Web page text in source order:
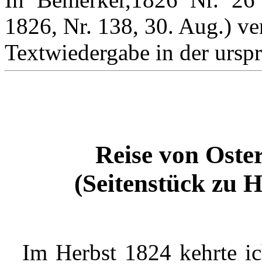
1826, Nr. 138, 30. Aug.)
Textwiedergabe in der
Reise von
(Seitenstück zu
Im Herbst 1824 kehrte